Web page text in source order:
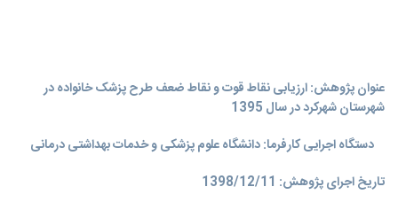
عنوان پژوهش: ارزیابی نقاط قوت و نقاط ضعف طرح پزشک خانواده در
شهرستان شهرکرد در سال 1395
دستگاه اجرایی کارفرما: دانشگاه علوم پزشکی و خدمات بهداشتی درمانی
تاریخ اجرای پژوهش: 1398/12/11